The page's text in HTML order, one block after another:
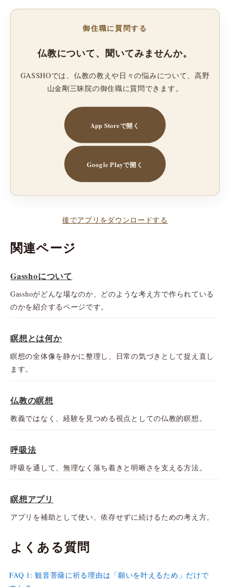
御住職に質問する
仏教について、聞いてみませんか。
GASSHOでは、仏教の教えや日々の悩みについて、高野
山金剛三昧院の御住職に質問できます。
App Storeで開く
Google Playで開く
後でアプリをダウンロードする
関連ページ
Gasshoについて
Gasshoがどんな場なのか、どのような考え方で作られている
のかを紹介するページです。
瞑想とは何か
瞑想の全体像を静かに整理し、日常の気づきとして捉え直し
ます。
仏教の瞑想
教義ではなく、経験を見つめる視点としての仏教的瞑想。
呼吸法
呼吸を通して、無理なく落ち着きと明晰さを支える方法。
瞑想アプリ
アプリを補助として使い、依存せずに続けるための考え方。
よくある質問
FAQ 1: 観音菩薩に祈る理由は「願いを叶えるため」だけで